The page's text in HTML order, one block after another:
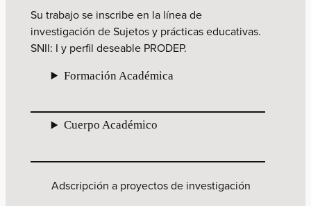
Su trabajo se inscribe en la línea de
investigación de Sujetos y prácticas educativas.
SNII: I y perfil deseable PRODEP.
Formación Académica
Cuerpo Académico
Adscripción a proyectos de investigación